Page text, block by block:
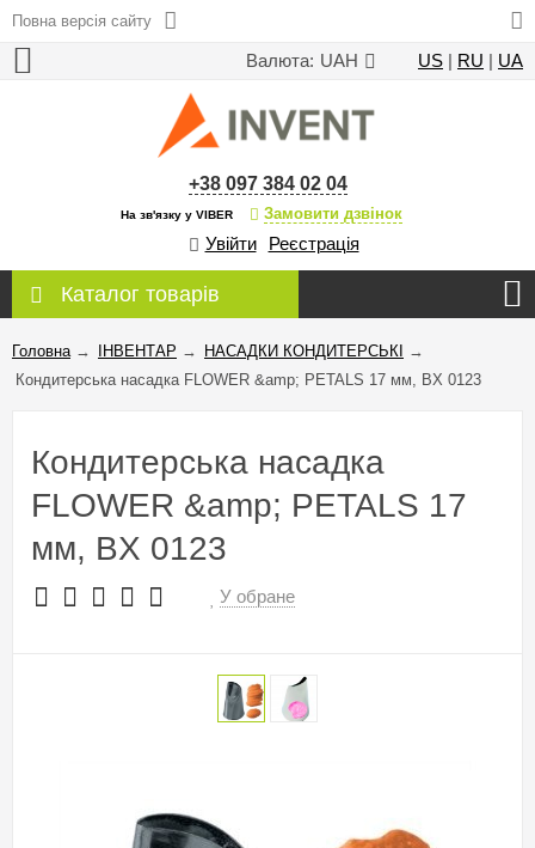
Повна версія сайту
Валюта: UAH US | RU | UA
+38 097 384 02 04
На зв'язку у VIBER Замовити дзвінок
Увійти Реєстрація
Каталог товарів
Головна → ІНВЕНТАР → НАСАДКИ КОНДИТЕРСЬКІ
→
Кондитерська насадка FLOWER &amp; PETALS 17 мм, BX 0123
Кондитерська насадка
FLOWER &amp; PETALS 17
мм, BX 0123
У обране